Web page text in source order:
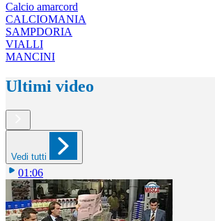
Calcio amarcord
CALCIOMANIA
SAMPDORIA
VIALLI
MANCINI
Ultimi video
Vedi tutti
01:06